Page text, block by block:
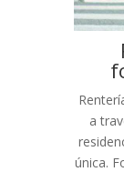
a
única.